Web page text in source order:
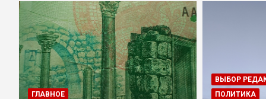
ГЛАВНОЕ
ВЫБОР
ПОЛИТИКА